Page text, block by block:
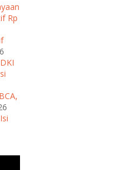
Rp